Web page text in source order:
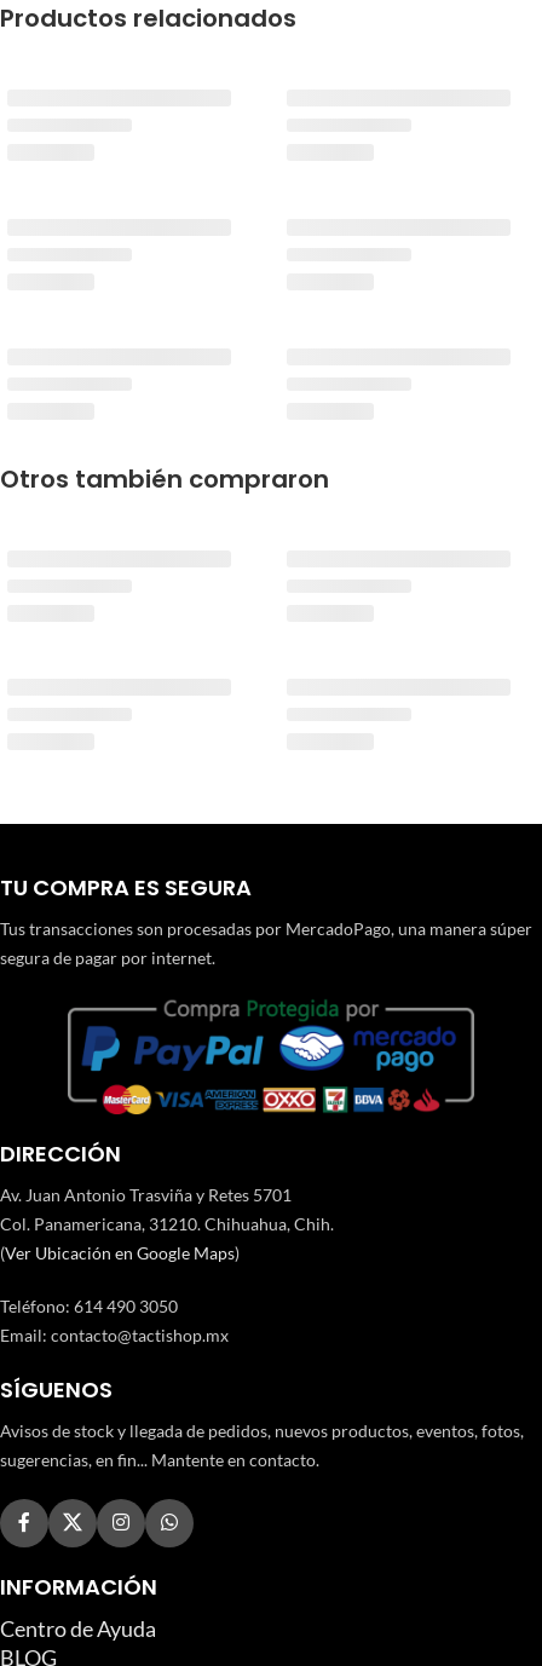
Productos relacionados
Otros también compraron
TU COMPRA ES SEGURA
Tus transacciones son procesadas por MercadoPago, una manera súper
segura de pagar por internet.
DIRECCIÓN
Av. Juan Antonio Trasviña y Retes 5701
Col. Panamericana, 31210. Chihuahua, Chih.
(Ver Ubicación en Google Maps)
Teléfono: 614 490 3050
Email: contacto@tactishop.mx
SÍGUENOS
Avisos de stock y llegada de pedidos, nuevos productos, eventos, fotos,
sugerencias, en fin... Mantente en contacto.
INFORMACIÓN
Centro de Ayuda
BLOG